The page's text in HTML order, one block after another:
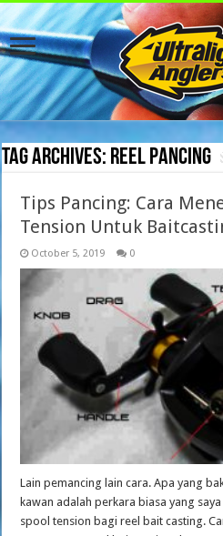
Tag Archives: Reel Pancing
Tips Pancing: Cara
Tension Untuk
October 5, 2019 0
Lain pemancing lain cara. Apa yang
kawan adalah perkara biasa yang
spool tension bagi reel bait casting.